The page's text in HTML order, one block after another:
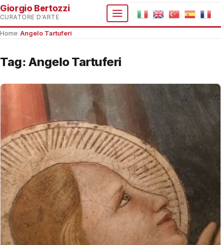
Giorgio Bertozzi
CURATORE D'ARTE
Home Angelo Tartuferi
Tag: Angelo Tartuferi